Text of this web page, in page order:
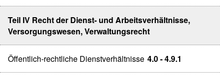
Teil IV Recht der Dienst- und Arbeitsverhältnisse,
Versorgungswesen, Verwaltungsrecht
Öffentlich-rechtliche Dienstverhältnisse 4.0 - 4.9.1